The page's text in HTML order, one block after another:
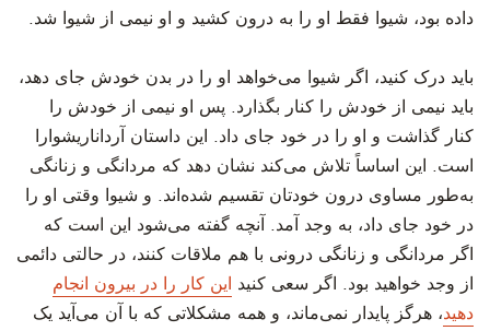
داده بود، شیوا فقط او را به درون کشید و او نیمی از شیوا شد.
باید درک کنید، اگر شیوا می‌خواهد او را در بدن خودش جای دهد،
باید نیمی از خودش را کنار بگذارد. پس او نیمی از خودش را
کنار گذاشت و او را در خود جای داد. این داستان آرداناریشوارا
است. این اساساً تلاش می‌کند نشان دهد که مردانگی و زنانگی
به‌طور مساوی درون خودتان تقسیم شده‌اند. و شیوا وقتی او را
در خود جای داد، به وجد آمد. آنچه گفته می‌شود این است که
اگر مردانگی و زنانگی درونی با هم ملاقات کنند، در حالتی دائمی
از وجد خواهید بود. اگر سعی کنید
این کار را در بیرون انجام
دهید، هرگز پایدار نمی‌ماند، و همه مشکلاتی که با آن می‌آید یک